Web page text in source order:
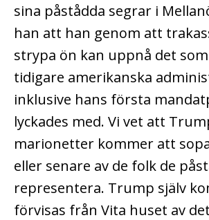
sina påstådda segrar i
han att han genom att
strypa ön kan uppnå det
tidigare amerikanska
inklusive hans första
lyckades med. Vi vet att
marionetter kommer att
eller senare av de folk de
representera. Trump själv
förvisas från Vita huset av det